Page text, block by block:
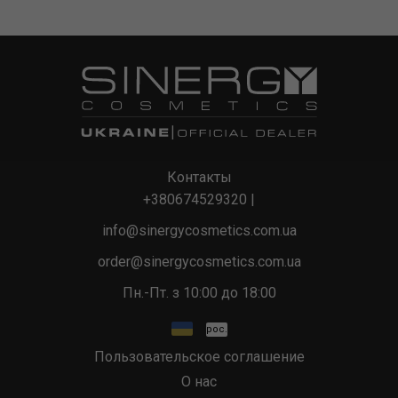
Контакты
+380674529320 |
info@sinergycosmetics.com.ua
order@sinergycosmetics.com.ua
Пн.-Пт. з 10:00 до 18:00
рос.
Пользовательское соглашение
О нас